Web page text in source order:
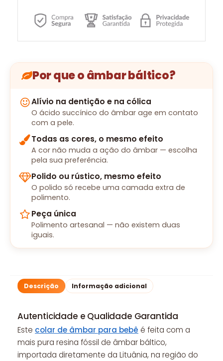
Por que o âmbar báltico?
Alívio na dentição e na cólica
O ácido succínico do âmbar age em contato
com a pele.
Todas as cores, o mesmo efeito
A cor não muda a ação do âmbar — escolha
pela sua preferência.
Polido ou rústico, mesmo efeito
O polido só recebe uma camada extra de
polimento.
Peça única
Polimento artesanal — não existem duas
iguais.
Descrição Informação adicional
Autenticidade e Qualidade Garantida
Este colar de âmbar para bebê é feita com a
mais pura resina fóssil de âmbar báltico,
importada diretamente da Lituânia, na região do